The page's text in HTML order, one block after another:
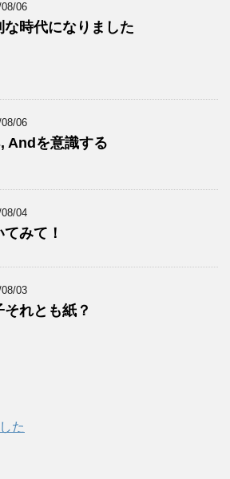
06
な時代になりました
06
Andを意識する
04
みて！
03
それとも紙？
た